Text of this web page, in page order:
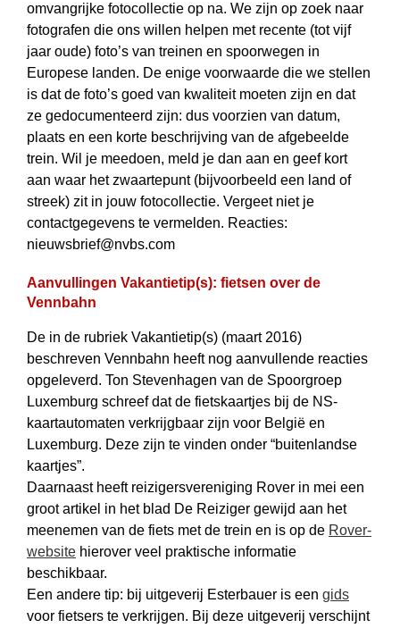
omvangrijke fotocollectie op na. We zijn op zoek naar
fotografen die ons willen helpen met recente (tot vijf
jaar oude) foto’s van treinen en spoorwegen in
Europese landen. De enige voorwaarde die we stellen
is dat de foto’s goed van kwaliteit moeten zijn en dat
ze gedocumenteerd zijn: dus voorzien van datum,
plaats en een korte beschrijving van de afgebeelde
trein. Wil je meedoen, meld je dan aan en geef kort
aan waar het zwaartepunt (bijvoorbeeld een land of
streek) zit in jouw fotocollectie. Vergeet niet je
contactgegevens te vermelden. Reacties:
nieuwsbrief@nvbs.com
Aanvullingen Vakantietip(s): fietsen over de
Vennbahn
De in de rubriek Vakantietip(s) (maart 2016)
beschreven Vennbahn heeft nog aanvullende reacties
opgeleverd. Ton Stevenhagen van de Spoorgroep
Luxemburg schreef dat de fietskaartjes bij de NS-
kaartautomaten verkrijgbaar zijn voor België en
Luxemburg. Deze zijn te vinden onder “buitenlandse
kaartjes”.
Daarnaast heeft reizigersvereniging Rover in mei een
groot artikel in het blad De Reiziger gewijd aan het
meenemen van de fiets met de trein en is op de Rover-
website hierover veel praktische informatie
beschikbaar.
Een andere tip: bij uitgeverij Esterbauer is een gids
voor fietsers te verkrijgen. Bij deze uitgeverij verschijnt